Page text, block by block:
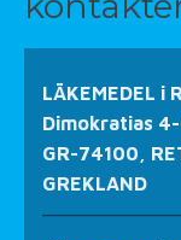
LÄKEMEDEL i
Dimokratias 4-
GR-74100,
GREKLAND